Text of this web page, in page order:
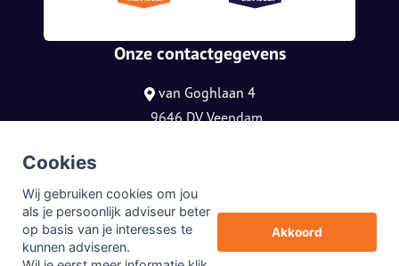
Cookies
Wij gebruiken cookies om jou
als je persoonlijk adviseur beter
op basis van je interesses te
kunnen adviseren.
Akkoord
Onze contactgegevens
van Goghlaan 4
9646 DV Veendam
© CopyrightAssupport BV2026
Sitemap
Disclaimer